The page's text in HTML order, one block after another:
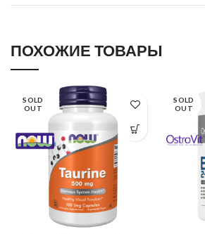
ПОХОЖИЕ ТОВАРЫ
SOLD
OUT
SOLD
OUT